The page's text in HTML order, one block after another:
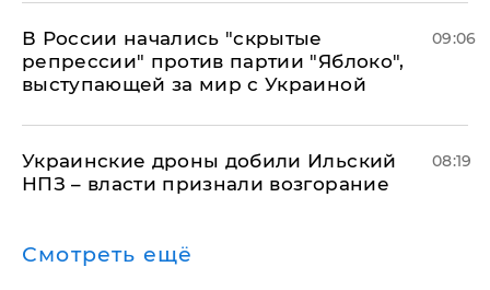
В России начались "скрытые
репрессии" против партии "Яблоко",
выступающей за мир с Украиной
09:06
Украинские дроны добили Ильский
НПЗ – власти признали возгорание
08:19
Смотреть ещё